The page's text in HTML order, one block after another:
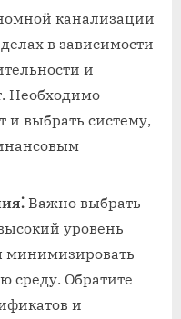
канализации
в зависимости
и
Необходимо
выбрать систему‚
Важно выбрать
уровень
минимизировать
среду. Обратите
и